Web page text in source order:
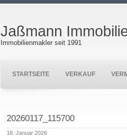
Jaßmann
Immobilienmakler seit 1991
STARTSEITE VERKAUF
20260117_115700
18. Januar 2026